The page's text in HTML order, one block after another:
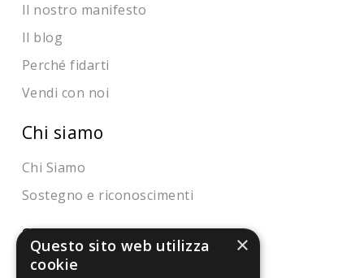
Il nostro manifesto
Il blog
Perché fidarti
Vendi con noi
Chi siamo
Chi Siamo
Sostegno e riconoscimenti
Servizio clienti
FAQ
×
Questo sito web utilizza
cookie